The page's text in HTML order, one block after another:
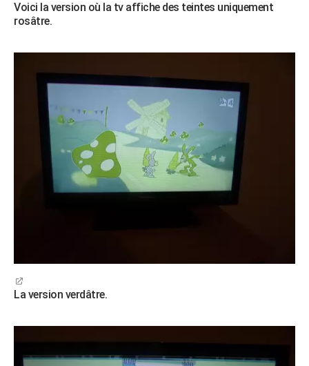
Voici la version où la tv affiche des teintes uniquement
rosâtre.
La version verdâtre.